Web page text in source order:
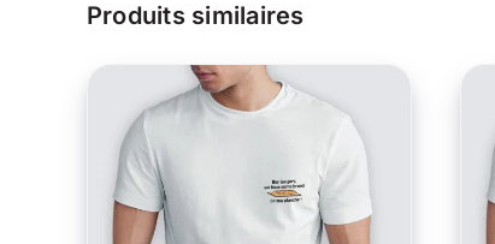
Produits similaires